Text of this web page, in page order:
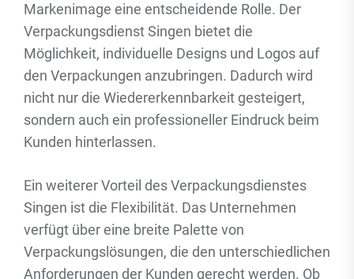
Markenimage eine entscheidende Rolle. Der
Verpackungsdienst Singen bietet die
Möglichkeit, individuelle Designs und Logos auf
den Verpackungen anzubringen. Dadurch wird
nicht nur die Wiedererkennbarkeit gesteigert,
sondern auch ein professioneller Eindruck beim
Kunden hinterlassen.
Ein weiterer Vorteil des Verpackungsdienstes
Singen ist die Flexibilität. Das Unternehmen
verfügt über eine breite Palette von
Verpackungslösungen, die den unterschiedlichen
Anforderungen der Kunden gerecht werden. Ob